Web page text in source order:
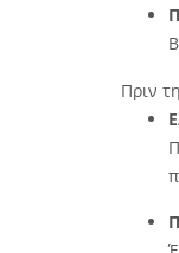
Πριν